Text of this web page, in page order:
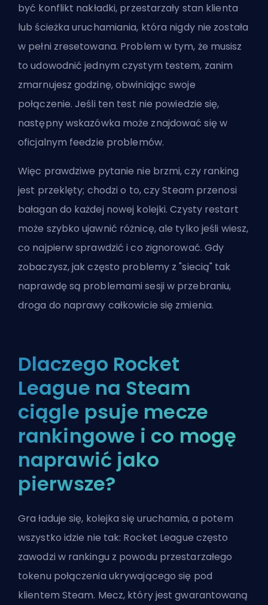
być konflikt nakładki, przestarzały stan klienta
lub ścieżka uruchamiania, która nigdy nie została
w pełni zresetowana. Problem w tym, że musisz
to udowodnić jednym czystym testem, zanim
zmarnujesz godzinę, obwiniając swoje
połączenie. Jeśli ten test nie powiedzie się,
następny wskazówka może znajdować się w
oficjalnym feedzie problemów.
Więc prawdziwe pytanie nie brzmi, czy ranking
jest przeklęty; chodzi o to, czy Steam przenosi
bałagan do każdej nowej kolejki. Czysty restart
może szybko ujawnić różnicę, ale tylko jeśli wiesz,
co najpierw sprawdzić i co zignorować. Gdy
zobaczysz, jak często problemy z "siecią" tak
naprawdę są problemami sesji w przebraniu,
droga do naprawy całkowicie się zmienia.
Dlaczego Rocket
League na Steam
ciągle psuje mecze
rankingowe i co mogę
naprawić jako
pierwsze?
Gra ładuje się, kolejka się uruchamia, a potem
wszystko idzie nie tak: Rocket League często
zawodzi w rankingu z powodu przestarzałego
tokenu połączenia ukrywającego się pod
klientem Steam. Mecz, który jest gwarantowaną